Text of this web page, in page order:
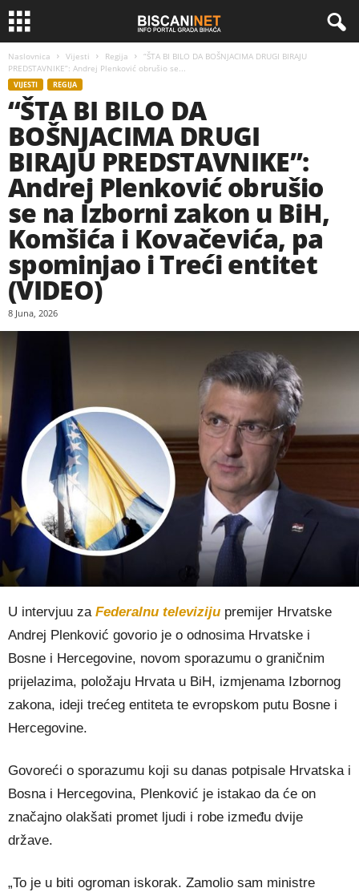
Naslovnica Vijesti Regija
“ŠTA BI BILO DA BOŠNJACIMA DRUGI BIRAJU
PREDSTAVNIKE”: Andrej Plenković obrušio se...
VIJESTI REGIJA
“ŠTA BI BILO DA
BOŠNJACIMA DRUGI
BIRAJU PREDSTAVNIKE”:
Andrej Plenković obrušio
se na Izborni zakon u BiH,
Komšića i Kovačevića, pa
spominjao i Treći entitet
(VIDEO)
8 Juna, 2026
U intervjuu za Federalnu televiziju premijer Hrvatske
Andrej Plenković govorio je o odnosima Hrvatske i
Bosne i Hercegovine, novom sporazumu o graničnim
prijelazima, položaju Hrvata u BiH, izmjenama Izbornog
zakona, ideji trećeg entiteta te evropskom putu Bosne i
Hercegovine.
Govoreći o sporazumu koji su danas potpisale Hrvatska i
Bosna i Hercegovina, Plenković je istakao da će on
značajno olakšati promet ljudi i robe između dvije
države.
„To je u biti ogroman iskorak. Zamolio sam ministre